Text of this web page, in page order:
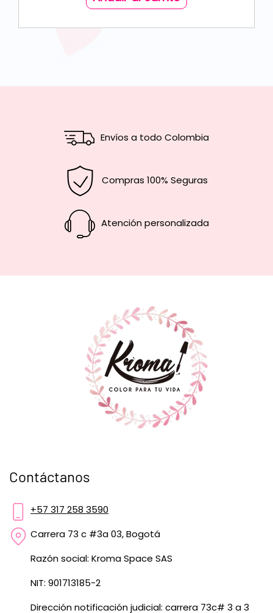
Envíos a todo Colombia
Compras 100% Seguras
Atención personalizada
Contáctanos
+57 317 258 3590
Carrera 73 c #3a 03, Bogotá
Razón social: Kroma Space SAS
NIT: 901713185-2
Dirección notificación judicial: carrera 73c# 3 a 3